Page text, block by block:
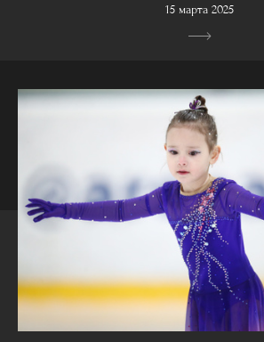
15 марта 2025